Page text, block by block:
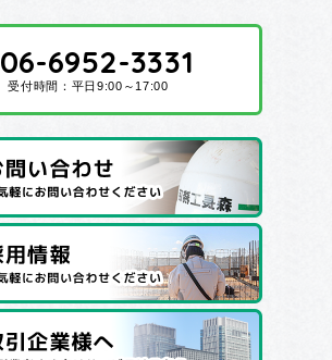
06-6952-3331
受付時間：平日9:00～17:00